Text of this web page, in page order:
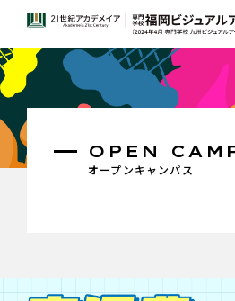
オープンキャンパス
OPEN